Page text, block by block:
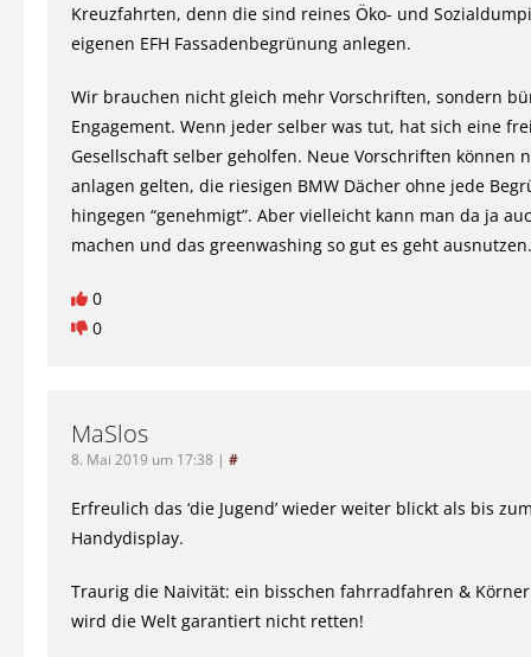
Kreuzfahrten, denn die sind reines Öko- und
eigenen EFH Fassadenbegrünung anlegen.
Wir brauchen nicht gleich mehr Vorschriften, sondern
Engagement. Wenn jeder selber was tut, hat sich eine
Gesellschaft selber geholfen. Neue Vorschriften können
anlagen gelten, die riesigen BMW Dächer ohne jede
hingegen “genehmigt”. Aber vielleicht kann man da ja
machen und das greenwashing so gut es geht ausnutzen.
0
0
MaSlos
8. Mai 2019 um 17:38 | #
Erfreulich das ‘die Jugend’ wieder weiter blickt als bis
Handydisplay.
Traurig die Naivität: ein bisschen fahrradfahren &
wird die Welt garantiert nicht retten!